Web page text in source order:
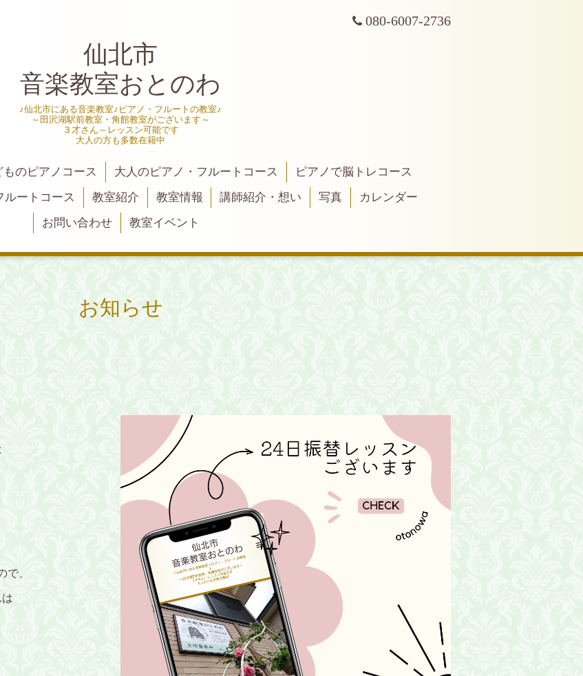
080-6007-2736
仙北市
音楽教室おとのわ
♪仙北市にある音楽教室♪ピアノ・フルートの教室♪
～田沢湖駅前教室・角館教室がございます～
３才さん～レッスン可能です
大人の方も多数在籍中
ものピアノコース 大人のピアノ・フルートコース
ピアノで脳トレコース
ルートコース 教室紹介 教室情報 講師紹介・想い 写真
カレンダー
お問い合わせ
教室イベント
お知らせ
で、